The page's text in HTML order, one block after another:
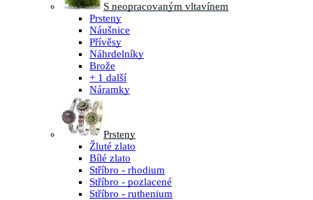
S neopracovaným vltavínem
Prsteny
Náušnice
Přívěsy
Náhrdelníky
Brože
+ 1 další
Náramky
Prsteny
Žluté zlato
Bílé zlato
Stříbro - rhodium
Stříbro - pozlacené
Stříbro - ruthenium